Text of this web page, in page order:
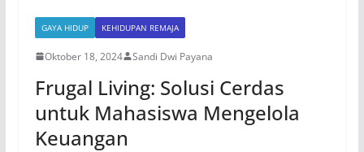
GAYA HIDUP KEHIDUPAN REMAJA
Oktober 18, 2024 Sandi Dwi Payana
Frugal Living: Solusi Cerdas
untuk Mahasiswa Mengelola
Keuangan